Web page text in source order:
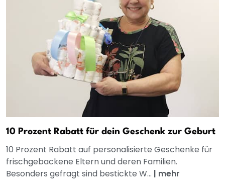
10 Prozent Rabatt für dein Geschenk zur Geburt
10 Prozent Rabatt auf personalisierte Geschenke für
frischgebackene Eltern und deren Familien.
Besonders gefragt sind bestickte W... | mehr